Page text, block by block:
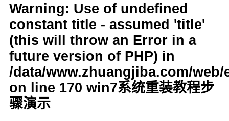
Warning: Use of undefined
constant title - assumed 'title'
(this will throw an Error in a
future version of PHP) in
/data/www.zhuangjiba.com/
on line 170 win7系统重装教程步
骤演示